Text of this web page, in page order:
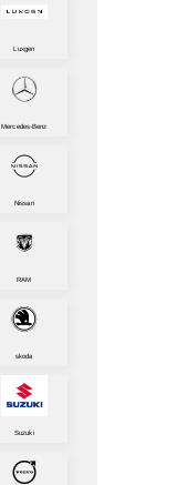
Luxgen
Mercedes-Benz
Nissan
RAM
skoda
Suzuki